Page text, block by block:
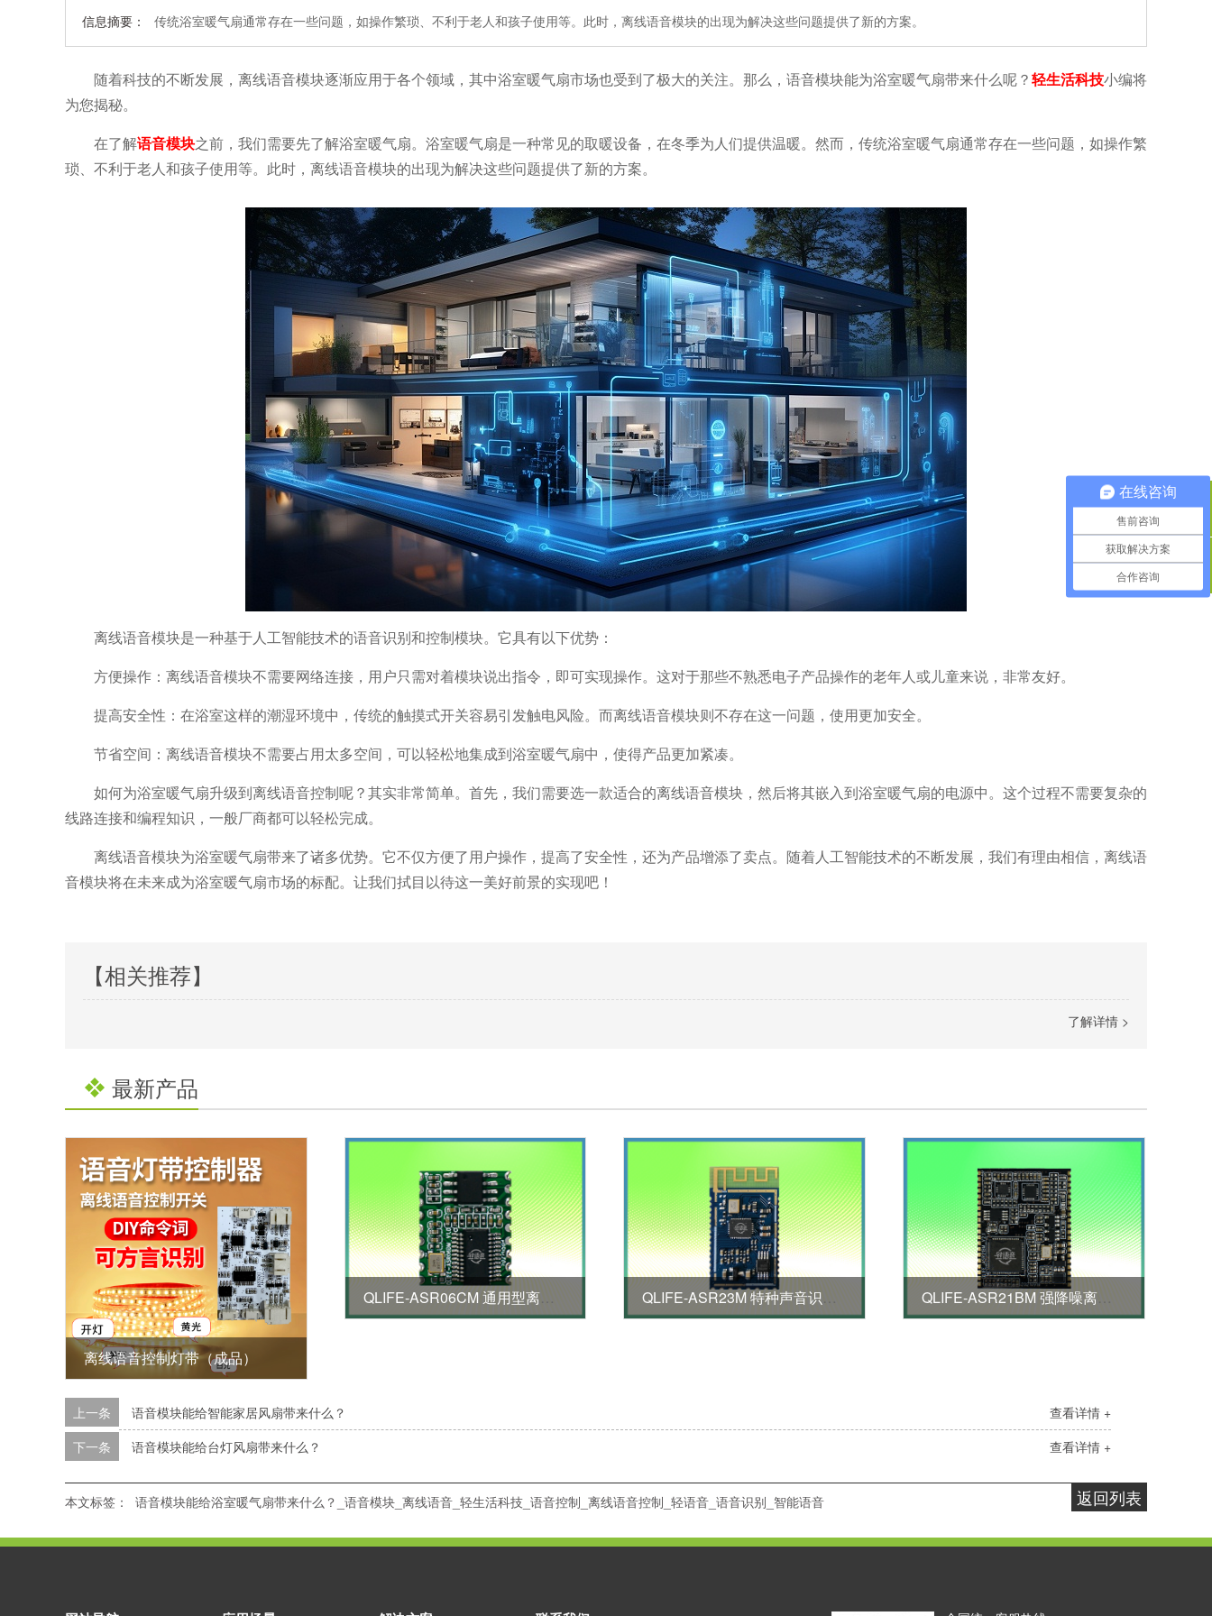
信息摘要： 传统浴室暖气扇通常存在一些问题，如操作繁琐、不利于老人和孩子使用等。此时，离线语音模块的出现为解决这些问题提供了新的方案。
随着科技的不断发展，离线语音模块逐渐应用于各个领域，其中浴室暖气扇市场也受到了极大的关注。那么，语音模块能为浴室暖气扇带来什么呢？轻生活科技小编将
为您揭秘。
在了解语音模块之前，我们需要先了解浴室暖气扇。浴室暖气扇是一种常见的取暖设备，在冬季为人们提供温暖。然而，传统浴室暖气扇通常存在一些问题，如操作繁
琐、不利于老人和孩子使用等。此时，离线语音模块的出现为解决这些问题提供了新的方案。
离线语音模块是一种基于人工智能技术的语音识别和控制模块。它具有以下优势：
方便操作：离线语音模块不需要网络连接，用户只需对着模块说出指令，即可实现操作。这对于那些不熟悉电子产品操作的老年人或儿童来说，非常友好。
提高安全性：在浴室这样的潮湿环境中，传统的触摸式开关容易引发触电风险。而离线语音模块则不存在这一问题，使用更加安全。
节省空间：离线语音模块不需要占用太多空间，可以轻松地集成到浴室暖气扇中，使得产品更加紧凑。
如何为浴室暖气扇升级到离线语音控制呢？其实非常简单。首先，我们需要选一款适合的离线语音模块，然后将其嵌入到浴室暖气扇的电源中。这个过程不需要复杂的
线路连接和编程知识，一般厂商都可以轻松完成。
离线语音模块为浴室暖气扇带来了诸多优势。它不仅方便了用户操作，提高了安全性，还为产品增添了卖点。随着人工智能技术的不断发展，我们有理由相信，离线语
音模块将在未来成为浴室暖气扇市场的标配。让我们拭目以待这一美好前景的实现吧！
【相关推荐】
了解详情 >
最新产品
离线语音控制灯带（成品）
QLIFE-ASR06CM 通用型离线语音模块 QLIFE-ASR23M 特种声音识别模块 QLIFE-ASR21BM 强降噪离线语音模块
查看详情 +
上一条
语音模块能给智能家居风扇带来什么？
查看详情 +
下一条 语音模块能给台灯风扇带来什么？
返回列表
本文标签： 语音模块能给浴室暖气扇带来什么？_语音模块_离线语音_轻生活科技_语音控制_离线语音控制_轻语音_语音识别_智能语音
在线咨询
售前咨询
获取解决方案
合作咨询